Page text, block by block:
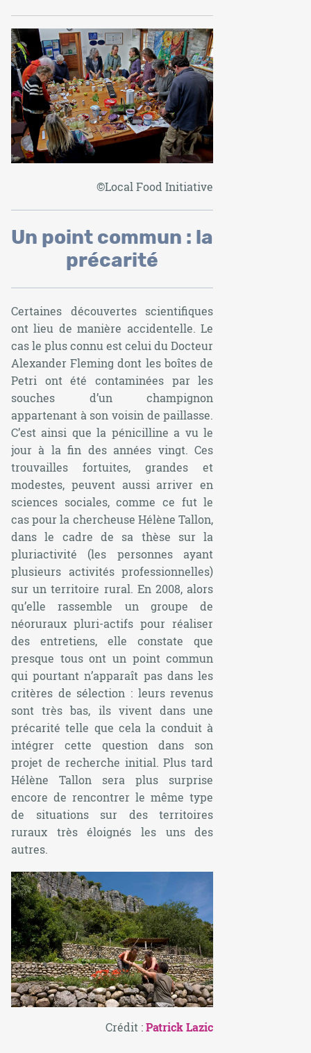
©Local Food Initiative
Un point commun : la
précarité
Certaines découvertes scientifiques
ont lieu de manière accidentelle. Le
cas le plus connu est celui du Docteur
Alexander Fleming dont les boîtes de
Petri ont été contaminées par les
souches d’un champignon
appartenant à son voisin de paillasse.
C’est ainsi que la pénicilline a vu le
jour à la fin des années vingt. Ces
trouvailles fortuites, grandes et
modestes, peuvent aussi arriver en
sciences sociales, comme ce fut le
cas pour la chercheuse Hélène Tallon,
dans le cadre de sa thèse sur la
pluriactivité (les personnes ayant
plusieurs activités professionnelles)
sur un territoire rural. En 2008, alors
qu’elle rassemble un groupe de
néoruraux pluri-actifs pour réaliser
des entretiens, elle constate que
presque tous ont un point commun
qui pourtant n’apparaît pas dans les
critères de sélection : leurs revenus
sont très bas, ils vivent dans une
précarité telle que cela la conduit à
intégrer cette question dans son
projet de recherche initial. Plus tard
Hélène Tallon sera plus surprise
encore de rencontrer le même type
de situations sur des territoires
ruraux très éloignés les uns des
autres.
Crédit :Patrick Lazic